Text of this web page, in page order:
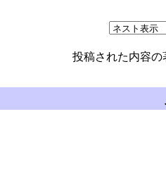
投稿された内容の